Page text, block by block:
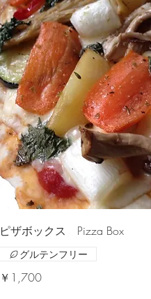
ピザボックス Pizza Box
￥1,700
グルテンフリー